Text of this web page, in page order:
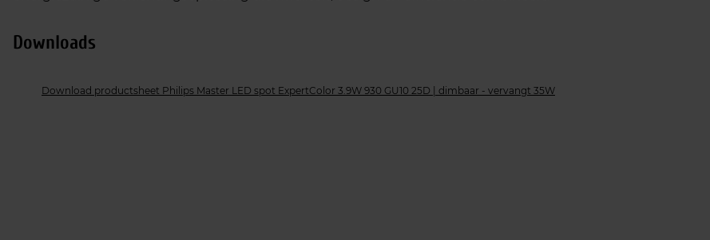
Downloads
Download productsheet Philips Master LED spot ExpertColor 3.9W 930 GU10 25D | dimbaar - vervangt 35W